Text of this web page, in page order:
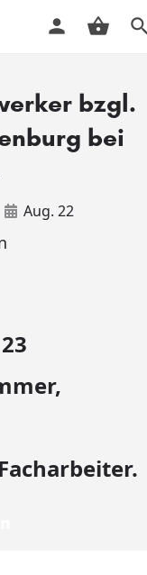
bzgl.
bei
Aug. 22